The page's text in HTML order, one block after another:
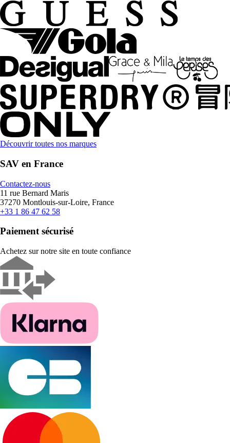
Découvrir toutes nos marques
SAV en France
Contactez-nous
11 rue Bernard Maris
37270 Montlouis-sur-Loire, France
+33 1 86 47 62 58
Paiement sécurisé
Achetez sur notre site en toute confiance